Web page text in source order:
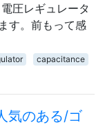
圧レギュレータ
す。前もって感
capacitance
気のある/ゴ